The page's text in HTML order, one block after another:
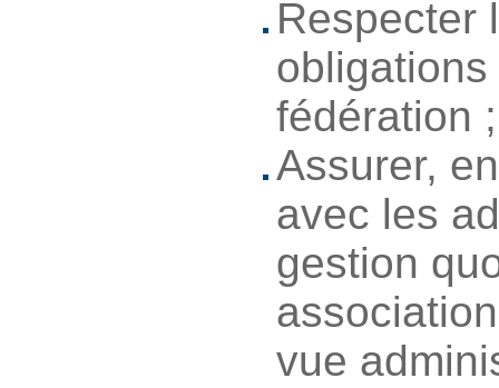
Respecter
fédération ;
Assurer,
avec les
gestion
vue